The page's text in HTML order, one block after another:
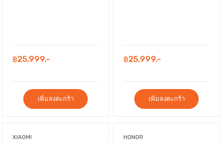
฿25,999.-
เพิ่มลงตะกร้า
฿25,999.-
เพิ่มลงตะกร้า
XIAOMI HONOR